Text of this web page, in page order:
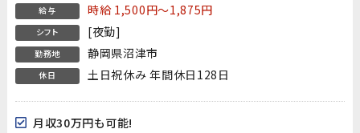
給与 時給 1,500円～1,875円
シフト [夜勤]
勤務地 静岡県沼津市
休日 土日祝休み 年間休日128日
月収30万円も可能!